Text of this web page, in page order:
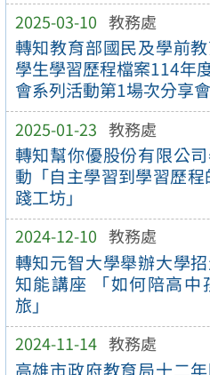
2025-03-10 教務處
轉知教育部國民及學前
學生學習歷程檔案114年
會系列活動第1場次分享會
2025-01-23 教務處
轉知幫你優股份有限公
動「自主學習到學習歷
踐工坊」
2024-12-10 教務處
轉知元智大學舉辦大學
知能講座 「如何陪高
旅」
2024-11-14 教務處
高雄市政府教育局十二